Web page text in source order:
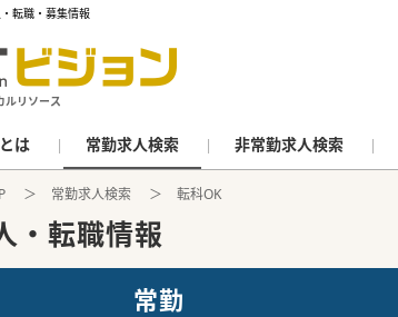
転職・募集情報
ルリソース
は 常勤求人検索 非常勤求人検索
常勤求人検索 転科OK
・転職情報
常勤